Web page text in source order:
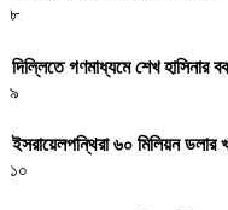
৮
দিল্লিতে গণমাধ্যমে শেখ হাসিনার
৯
ইসরায়েলপন্থিরা ৬০ মিলিয়ন ডলার
১০